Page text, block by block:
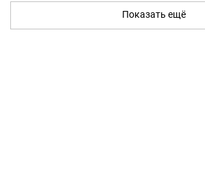
Показать ещё